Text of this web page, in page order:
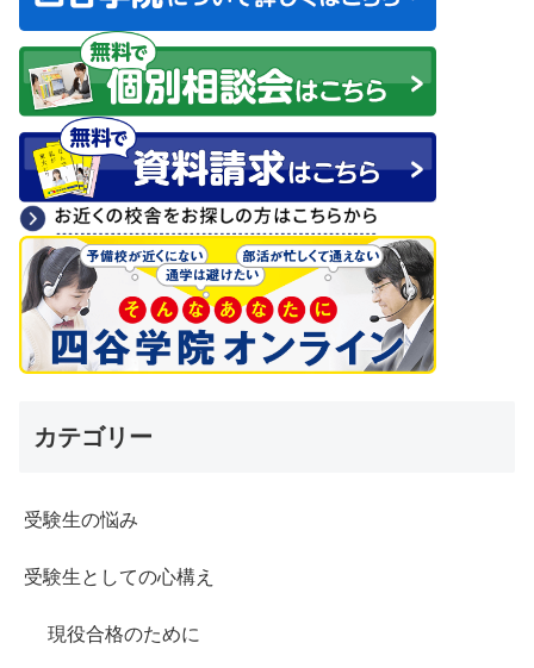
カテゴリー
受験生の悩み
受験生としての心構え
現役合格のために